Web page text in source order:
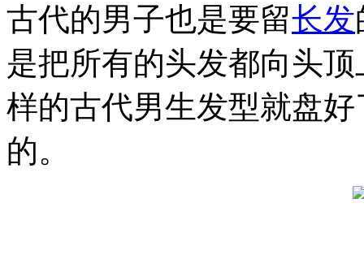
古代的男子也是要留长发
是把所有的头发都向头
样的古代男生发型就盘
的。